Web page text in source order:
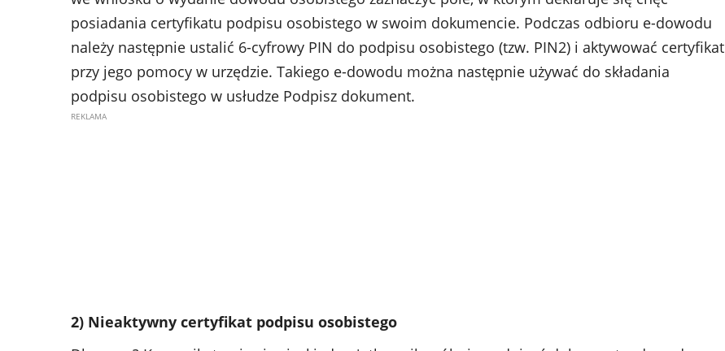
posiadania certyfikatu podpisu osobistego w swoim dokumencie. Podczas odbioru e-dowodu
należy następnie ustalić 6-cyfrowy PIN do podpisu osobistego (tzw. PIN2) i aktywować certyfikat
przy jego pomocy w urzędzie. Takiego e-dowodu można następnie używać do składania
podpisu osobistego w usłudze Podpisz dokument.
2) Nieaktywny certyfikat podpisu osobistego